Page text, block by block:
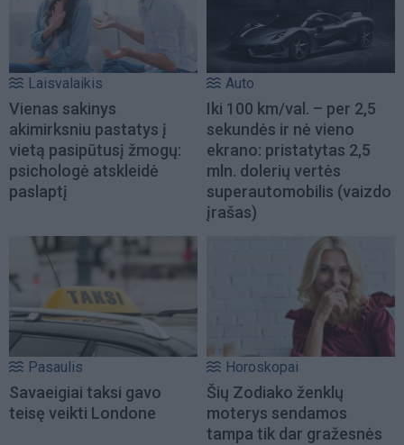
Laisvalaikis
Vienas sakinys
akimirksniu pastatys į
vietą pasipūtusį žmogų:
psichologė atskleidė
paslaptį
Auto
Iki 100 km/val. – per 2,5
sekundės ir nė vieno
ekrano: pristatytas 2,5
mln. dolerių vertės
superautomobilis (vaizdo
įrašas)
Pasaulis
Savaeigiai taksi gavo
teisę veikti Londone
Horoskopai
Šių Zodiako ženklų
moterys sendamos
tampa tik dar gražesnės